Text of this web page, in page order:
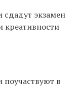
экзамен
креативности
в